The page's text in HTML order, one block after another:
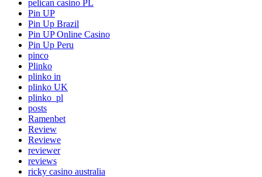
pelican casino PL
Pin UP
Pin Up Brazil
Pin UP Online Casino
Pin Up Peru
pinco
Plinko
plinko in
plinko UK
plinko_pl
posts
Ramenbet
Review
Reviewe
reviewer
reviews
ricky casino australia